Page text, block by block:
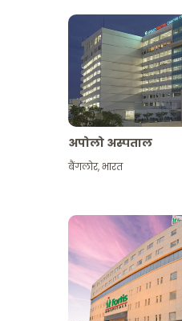
अपोलो अस्पताल
बैंगलोर,भारत